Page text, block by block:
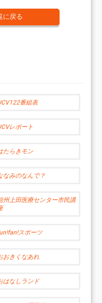
に戻る
番組表
レポート
たらきモン
なみのなんで？
州上田医療センター市民講
スポーツ
おきくなあれ
はなしランド